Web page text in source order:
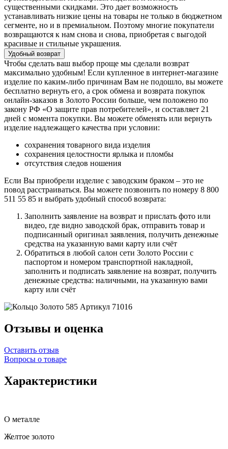
существенными скидками. Это дает возможность
устанавливать низкие цены на товары не только в бюджетном
сегменте, но и в премиальном. Поэтому многие покупатели
возвращаются к нам снова и снова, приобретая с выгодой
красивые и стильные украшения.
Удобный возврат
Чтобы сделать ваш выбор проще мы сделали возврат
максимально удобным! Если купленное в интернет-магазине
изделие по каким-либо причинам Вам не подошло, вы можете
бесплатно вернуть его, а срок обмена и возврата покупок
онлайн-заказов в Золото России больше, чем положено по
закону РФ «О защите прав потребителей», и составляет 21
дней с момента покупки. Вы можете обменять или вернуть
изделие надлежащего качества при условии:
сохранения товарного вида изделия
сохранения целостности ярлыка и пломбы
отсутствия следов ношения
Если Вы приобрели изделие с заводским браком – это не
повод расстраиваться. Вы можете позвонить по номеру 8 800
511 55 85 и выбрать удобный способ возврата:
Заполнить заявление на возврат и прислать фото или
видео, где видно заводской брак, отправить товар и
подписанный оригинал заявления, получить денежные
средства на указанную вами карту или счёт
Обратиться в любой салон сети Золото России с
паспортом и номером транспортной накладной,
заполнить и подписать заявление на возврат, получить
денежные средства: наличными, на указанную вами
карту или счёт
Отзывы и оценка
Оставить отзыв
Вопросы о товаре
Характеристики
О металле
Желтое золото